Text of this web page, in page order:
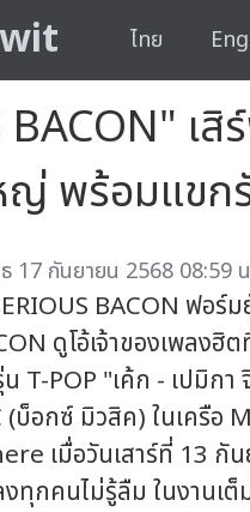
ไทย
BACON" เ
ญ่ พร้อมแขก
17 กันยายน 2568 08:59
BACON ฟอร์
ดูโอ้เจ้าของเพลง
T-POP "เค้ก - เปมิก
(บ็อกซ์ มิวสิค) ในเครื
เมื่อวันเสาร์ที่ 13
ทุกคนไม่รู้ลืม ในงานเ